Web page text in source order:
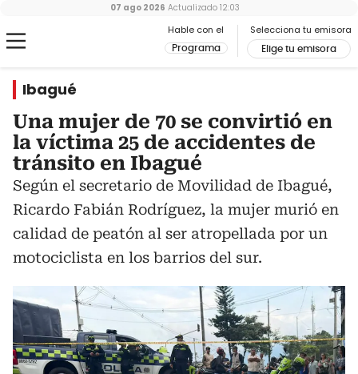
Hable con el
Programa
Selecciona tu emisora
Elige tu emisora
07 ago 2026 Actualizado 12:03
Ibagué
Una mujer de 70 se convirtió en
la víctima 25 de accidentes de
tránsito en Ibagué
Según el secretario de Movilidad de Ibagué,
Ricardo Fabián Rodríguez, la mujer murió en
calidad de peatón al ser atropellada por un
motociclista en los barrios del sur.